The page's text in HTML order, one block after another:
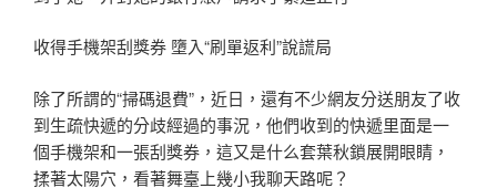
收得手機架刮獎券 墮入“刷單返利”說謊局
除了所謂的“掃碼退費”，近日，還有不少網友分送朋友了收
到生疏快遞的分歧經過的事況，他們收到的快遞里面是一
個手機架和一張刮獎券，這又是什么套葉秋鎖展開眼睛，
揉著太陽穴，看著舞臺上幾小我聊天路呢？